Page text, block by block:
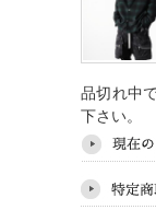
品切れ中
下さい。